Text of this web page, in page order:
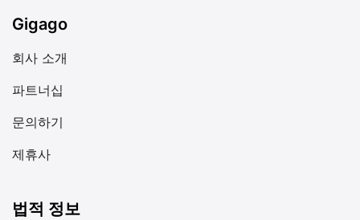
Gigago
회사 소개
파트너십
문의하기
제휴사
법적 정보